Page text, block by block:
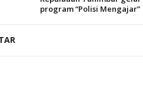
program “Polisi Mengajar”